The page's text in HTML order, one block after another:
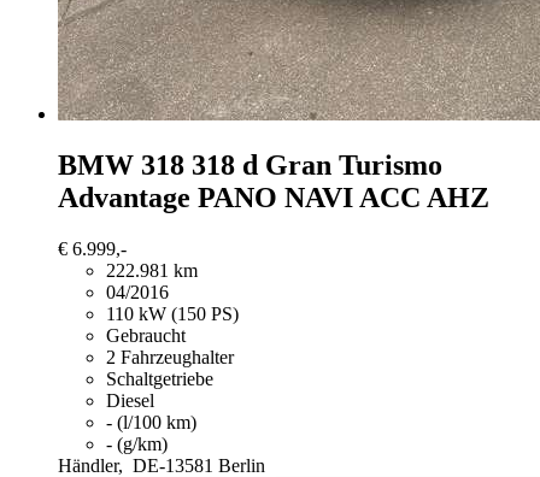
BMW 318 318 d Gran Turismo
Advantage PANO NAVI ACC AHZ
€ 6.999,-
222.981 km
04/2016
110 kW (150 PS)
Gebraucht
2 Fahrzeughalter
Schaltgetriebe
Diesel
- (l/100 km)
- (g/km)
Händler, DE-13581 Berlin